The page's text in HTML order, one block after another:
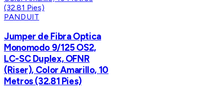
PANDUIT
Jumper de Fibra Optica
Monomodo 9/125 OS2,
LC-SC Duplex, OFNR
(Riser), Color Amarillo, 10
Metros (32.81 Pies)